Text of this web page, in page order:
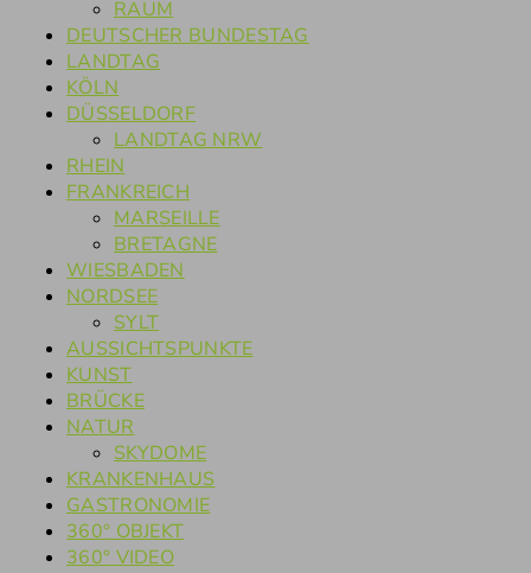
RAUM
DEUTSCHER BUNDESTAG
LANDTAG
KÖLN
DÜSSELDORF
LANDTAG NRW
RHEIN
FRANKREICH
MARSEILLE
BRETAGNE
WIESBADEN
NORDSEE
SYLT
AUSSICHTSPUNKTE
KUNST
BRÜCKE
NATUR
SKYDOME
KRANKENHAUS
GASTRONOMIE
360° OBJEKT
360° VIDEO